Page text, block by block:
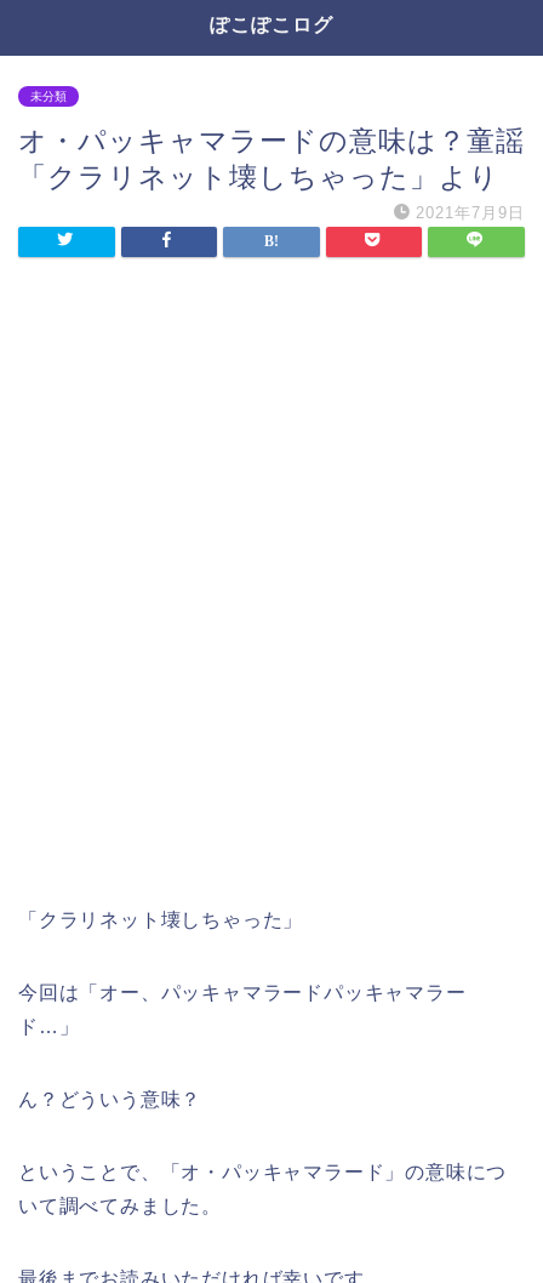
ぽこぽこログ
未分類
オ・パッキャマラードの意味は？童謡
「クラリネット壊しちゃった」より
2021年7月9日
「クラリネット壊しちゃった」
今回は「オー、パッキャマラードパッキャマラー
ド…」
ん？どういう意味？
ということで、「オ・パッキャマラード」の意味につ
いて調べてみました。
最後までお読みいただければ幸いです。